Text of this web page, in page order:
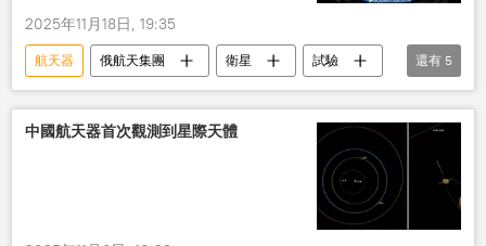
2025年11月18日, 19:35
航天器 俄航天集團 衛星
試驗
發射
經濟 發展
技術
物聯網
還有 5
中國航天器首次觀測到星際天體